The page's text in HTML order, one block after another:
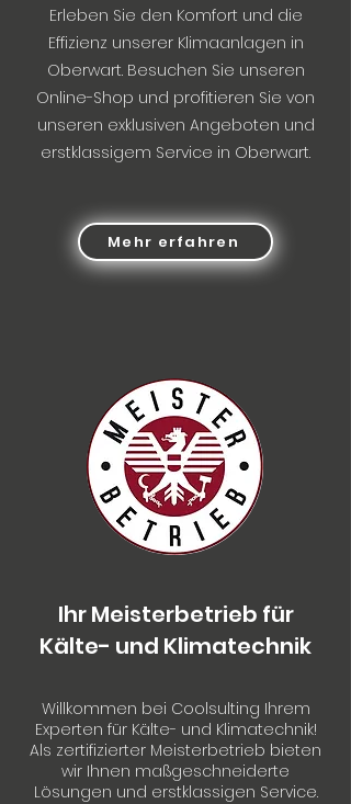
Erleben Sie den Komfort und die
Effizienz unserer Klimaanlagen in
Oberwart. Besuchen Sie unseren
Online-Shop und profitieren Sie von
unseren exklusiven Angeboten und
erstklassigem Service in Oberwart.
Mehr erfahren
Ihr Meisterbetrieb für
Kälte- und Klimatechnik
Willkommen bei Coolsulting Ihrem
Experten für Kälte- und Klimatechnik!
Als zertifizierter Meisterbetrieb bieten
wir Ihnen maßgeschneiderte
Lösungen und erstklassigen Service.